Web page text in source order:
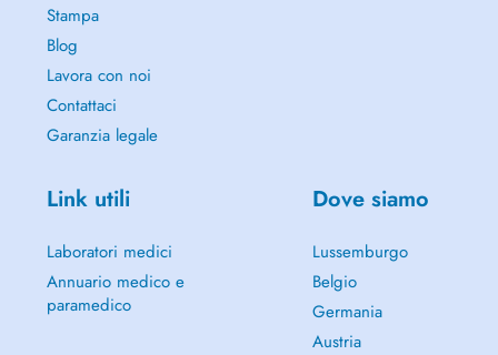
Stampa
Blog
Lavora con noi
Contattaci
Garanzia legale
Link utili
Laboratori medici
Annuario medico e
paramedico
Dove siamo
Lussemburgo
Belgio
Germania
Austria